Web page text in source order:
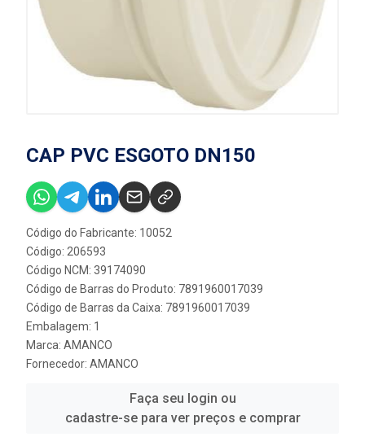
CAP PVC ESGOTO DN150
Código do Fabricante: 10052
Código: 206593
Código NCM: 39174090
Código de Barras do Produto: 7891960017039
Código de Barras da Caixa: 7891960017039
Embalagem: 1
Marca: AMANCO
Fornecedor: AMANCO
Faça seu login ou
cadastre-se para ver preços e comprar